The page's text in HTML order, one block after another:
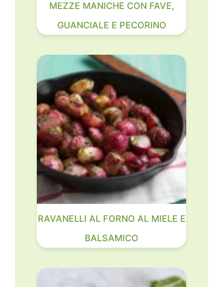
MEZZE MANICHE CON FAVE,
GUANCIALE E PECORINO
RAVANELLI AL FORNO AL MIELE E
BALSAMICO